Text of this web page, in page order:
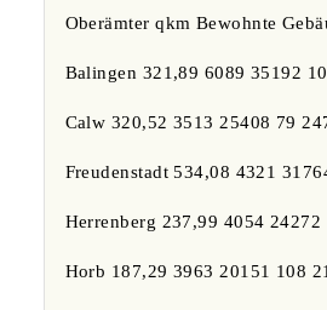
Oberämter qkm Bewohnte
Balingen 321,89 6089 35192
Calw 320,52 3513 25408 79
Freudenstadt 534,08 4321
Herrenberg 237,99 4054
Horb 187,29 3963 20151 108